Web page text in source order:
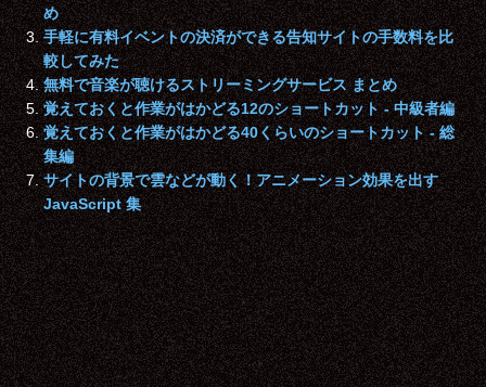
め
手軽に有料イベントの決済ができる告知サイトの手数料を比
較してみた
無料で音楽が聴けるストリーミングサービス まとめ
覚えておくと作業がはかどる12のショートカット ‐ 中級者編
覚えておくと作業がはかどる40くらいのショートカット ‐ 総
集編
サイトの背景で雲などが動く！アニメーション効果を出す
JavaScript 集